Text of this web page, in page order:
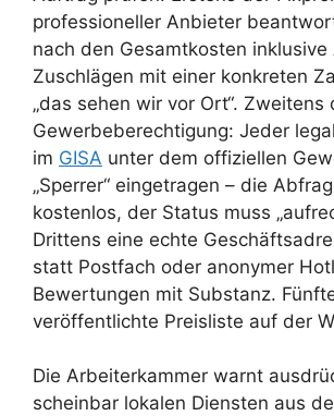
professioneller Anbieter
nach den Gesamtkosten
Zuschlägen mit einer konkreten
„das sehen wir vor Ort“. Zweitens
Gewerbeberechtigung: Jeder
im GISA unter dem offiziellen
„Sperrer“ eingetragen – die
kostenlos, der Status muss
Drittens eine echte
statt Postfach oder anonymer
Bewertungen mit Substanz.
veröffentlichte Preisliste auf der
Die Arbeiterkammer warnt
scheinbar lokalen Diensten aus